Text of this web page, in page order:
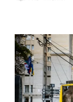
О
В
Н
И
Й
Ч
А